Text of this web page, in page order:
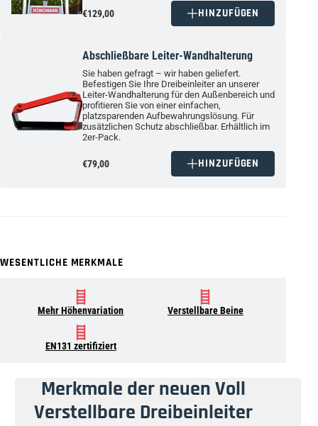
€129,00 HINZUFÜGEN
Abschließbare Leiter-Wandhalterung
Sie haben gefragt – wir haben geliefert.
Befestigen Sie Ihre Dreibeinleiter an unserer
Leiter-Wandhalterung für den Außenbereich und
profitieren Sie von einer einfachen,
platzsparenden Aufbewahrungslösung. Für
zusätzlichen Schutz abschließbar. Erhältlich im
2er-Pack.
€79,00 HINZUFÜGEN
WESENTLICHE MERKMALE
Mehr Höhenvariation Verstellbare Beine
EN131 zertifiziert
Merkmale der neuen Voll
Verstellbare Dreibeinleiter